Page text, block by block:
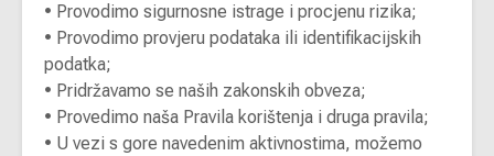
• Provodimo sigurnosne istrage i procjenu rizika;
• Provodimo provjeru podataka ili identifikacijskih
podatka;
• Pridržavamo se naših zakonskih obveza;
• Provedimo naša Pravila korištenja i druga pravila;
• U vezi s gore navedenim aktivnostima, možemo